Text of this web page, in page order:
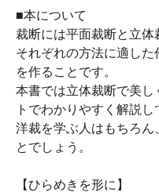
■本について
裁断には平面裁断と立体
それぞれの方法に適し
を作ることです。
本書では立体裁断で美し
トでわかりやすく解説し
洋裁を学ぶ人はもちろん
とでしょう。
【ひらめきを形に】